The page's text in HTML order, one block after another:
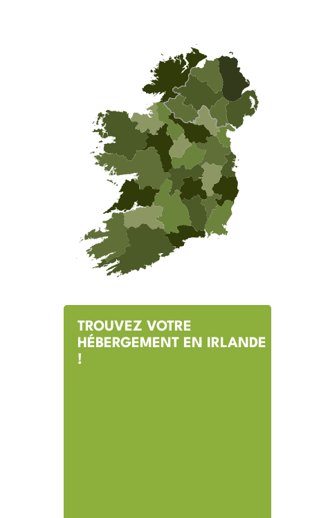
TROUVEZ VOTRE
HÉBERGEMENT EN IRLANDE
!